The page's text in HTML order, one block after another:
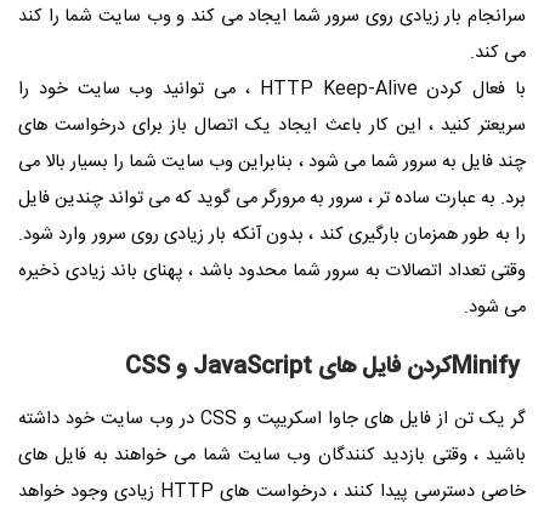
سرانجام بار زیادی روی سرور شما ایجاد می کند و وب سایت شما را کند
می کند.
با فعال کردن HTTP Keep-Alive ، می توانید وب سایت خود را
سریعتر کنید ، این کار باعث ایجاد یک اتصال باز برای درخواست های
چند فایل به سرور شما می شود ، بنابراین وب سایت شما را بسیار بالا می
برد. به عبارت ساده تر ، سرور به مرورگر می گوید که می تواند چندین فایل
را به طور همزمان بارگیری کند ، بدون آنکه بار زیادی روی سرور وارد شود.
وقتی تعداد اتصالات به سرور شما محدود باشد ، پهنای باند زیادی ذخیره
می شود.
Minifyکردن فایل های JavaScript وCSS
گر یک تن از فایل های جاوا اسکریپت و CSS در وب سایت خود داشته
باشید ، وقتی بازدید کنندگان وب سایت شما می خواهند به فایل های
خاصی دسترسی پیدا کنند ، درخواست های HTTP زیادی وجود خواهد